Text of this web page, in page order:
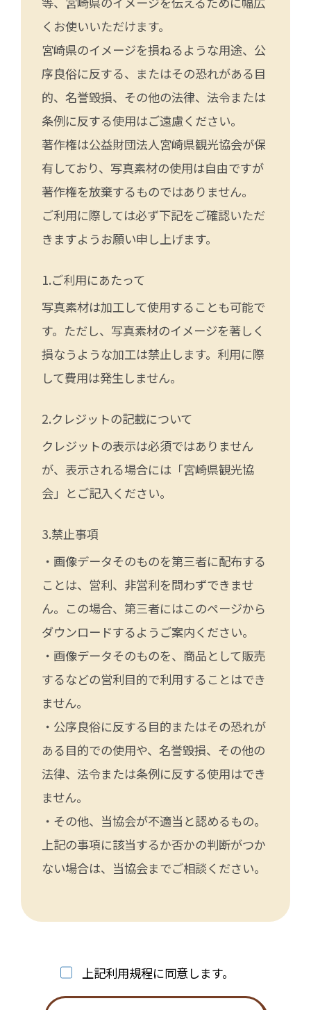
くお使いいただけます。
宮崎県のイメージを損ねるような用途、公
序良俗に反する、またはその恐れがある目
的、名誉毀損、その他の法律、法令または
条例に反する使用はご遠慮ください。
著作権は公益財団法人宮崎県観光協会が保
有しており、写真素材の使用は自由ですが
著作権を放棄するものではありません。
ご利用に際しては必ず下記をご確認いただ
きますようお願い申し上げます。
ご利用にあたって
写真素材は加工して使用することも可能で
す。ただし、写真素材のイメージを著しく
損なうような加工は禁止します。利用に際
して費用は発生しません。
クレジットの記載について
クレジットの表示は必須ではありません
が、表示される場合には「宮崎県観光協
会」とご記入ください。
禁止事項
・画像データそのものを第三者に配布する
ことは、営利、非営利を問わずできませ
ん。この場合、第三者にはこのページから
ダウンロードするようご案内ください。
・画像データそのものを、商品として販売
するなどの営利目的で利用することはでき
ません。
・公序良俗に反する目的またはその恐れが
ある目的での使用や、名誉毀損、その他の
法律、法令または条例に反する使用はでき
ません。
・その他、当協会が不適当と認めるもの。
上記の事項に該当するか否かの判断がつか
ない場合は、当協会までご相談ください。
上記利用規程に同意します。